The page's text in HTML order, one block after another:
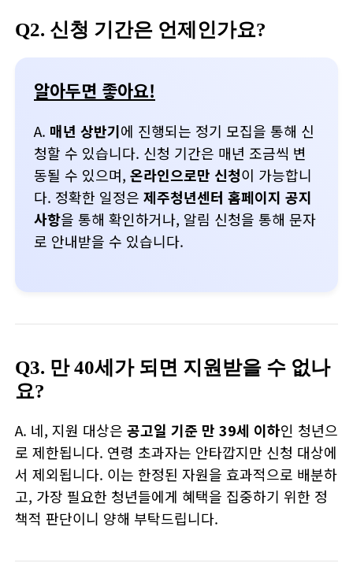
Q2. 신청 기간은 언제인가요?
알아두면 좋아요!
A. 매년 상반기에 진행되는 정기 모집을 통해 신
청할 수 있습니다. 신청 기간은 매년 조금씩 변
동될 수 있으며, 온라인으로만 신청이 가능합니
다. 정확한 일정은 제주청년센터 홈페이지 공지
사항을 통해 확인하거나, 알림 신청을 통해 문자
로 안내받을 수 있습니다.
Q3. 만 40세가 되면 지원받을 수 없나
요?
A. 네, 지원 대상은 공고일 기준 만 39세 이하인 청년으
로 제한됩니다. 연령 초과자는 안타깝지만 신청 대상에
서 제외됩니다. 이는 한정된 자원을 효과적으로 배분하
고, 가장 필요한 청년들에게 혜택을 집중하기 위한 정
책적 판단이니 양해 부탁드립니다.